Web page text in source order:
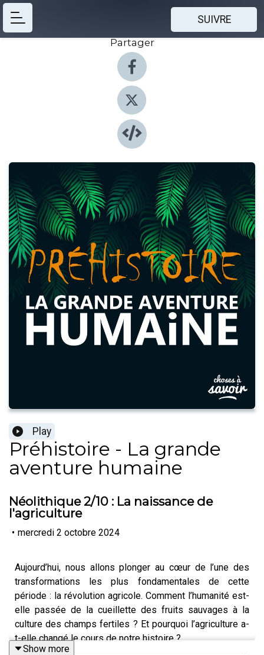
SUIVRE
Partager
Play
Préhistoire - La grande
aventure humaine
Néolithique 2/10 : La naissance de
l'agriculture
• mercredi 2 octobre 2024
Aujourd’hui, nous allons plonger au cœur de l’une des
transformations les plus fondamentales de cette
période : la révolution agricole. Comment l’humanité est-
elle passée de la cueillette des fruits sauvages à la
culture des champs fertiles ? Et pourquoi l’agriculture a-
t-elle changé le cours de notre histoire ?
Show more